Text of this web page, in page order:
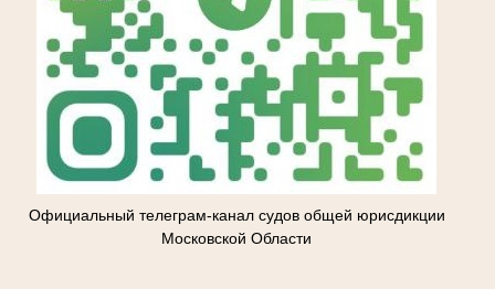
Официальный телеграм-канал судов общей юрисдикции
Московской Области